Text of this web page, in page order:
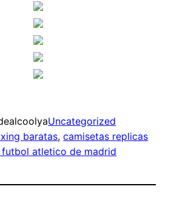
Uncategorized
baratas, camisetas replicas
atletico de madrid